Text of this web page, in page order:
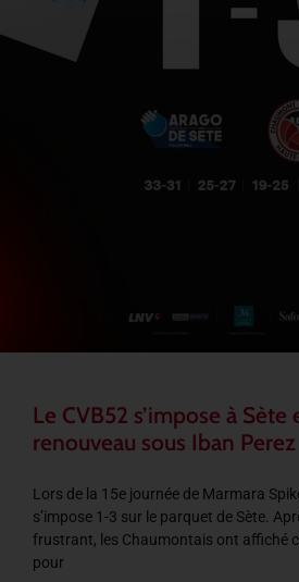
Le CVB52 s’impose à
renouveau sous Iban Perez
Lors de la 15e journée de Marmara
s’impose 1-3 sur le parquet de Sète.
frustrant, les Chaumontais ont affiché
pour